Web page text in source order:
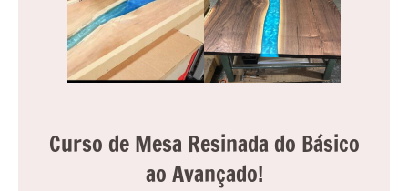
Curso de Mesa Resinada do Básico
ao Avançado!